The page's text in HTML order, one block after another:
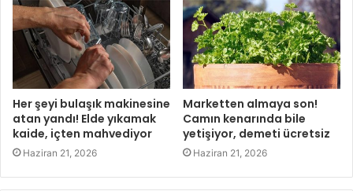
Her şeyi bulaşık makinesine
atan yandı! Elde yıkamak
kaide, içten mahvediyor
Haziran 21, 2026
Marketten almaya son!
Camın kenarında bile
yetişiyor, demeti ücretsiz
Haziran 21, 2026